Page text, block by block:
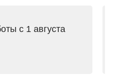
с 1 августа